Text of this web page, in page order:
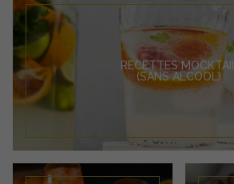
RECETTES MOCKTAIL
(SANS ALCOOL)